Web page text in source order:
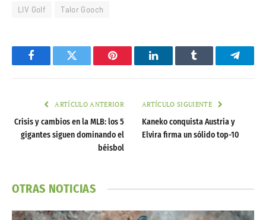
LIV Golf Talor Gooch
FacebookTwitter Pinterest LinkedInTumblr
ARTÍCULO ANTERIOR
Crisis y cambios en la MLB: los 5
gigantes siguen dominando el
béisbol
ARTÍCULO SIGUIENTE
Kaneko conquista Austria y
Elvira firma un sólido top-10
OTRAS NOTICIAS